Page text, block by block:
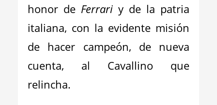
honor de Ferrariy de la patria
italiana, con la evidente misión
de hacer campeón, de nueva
cuenta, al Cavallino que
relincha.